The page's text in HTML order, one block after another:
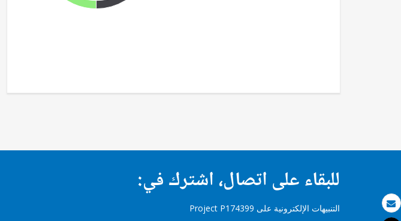
بريد الكتروني
للبقاء على اتصال، اشترك في:
التنبيهات الإلكترونية على Project P174399